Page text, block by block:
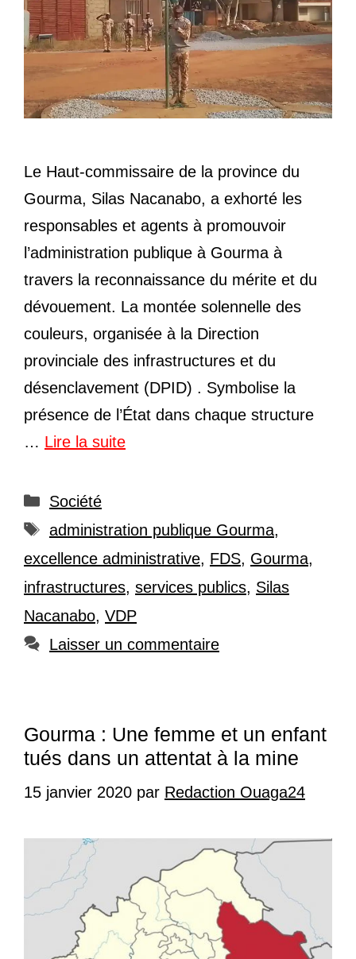
Le Haut-commissaire de la province du
Gourma, Silas Nacanabo, a exhorté les
responsables et agents à promouvoir
l’administration publique à Gourma à
travers la reconnaissance du mérite et du
dévouement. La montée solennelle des
couleurs, organisée à la Direction
provinciale des infrastructures et du
désenclavement (DPID) . Symbolise la
présence de l’État dans chaque structure
… Lire la suite
Catégories
Société
Étiquettes
administration publique Gourma,
excellence administrative, FDS, Gourma,
infrastructures, services publics, Silas
Nacanabo, VDP
Laisser un commentaire
Gourma : Une femme et un enfant
tués dans un attentat à la mine
15 janvier 2020 par Redaction Ouaga24